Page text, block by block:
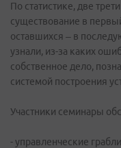
По статистике, две
существование в
оставшихся – в
узнали, из-за каких
собственное дело,
системой построения
Участники семинары
- управленческие